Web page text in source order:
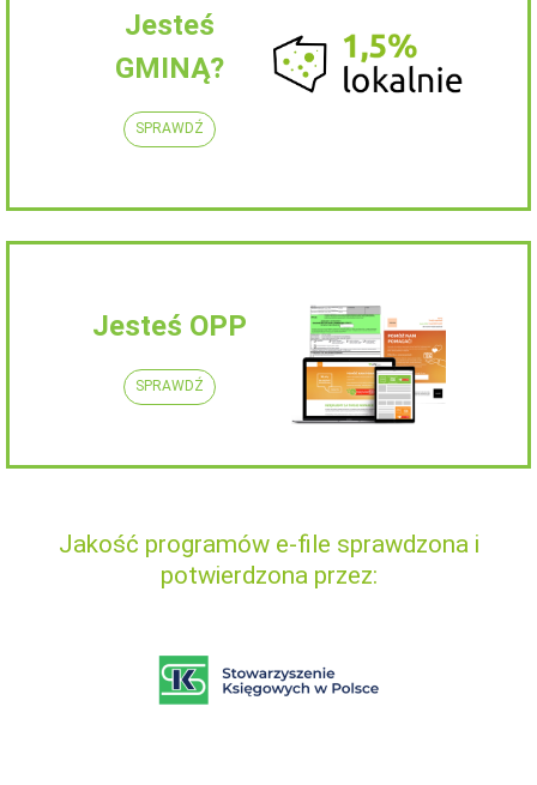
Jesteś
GMINĄ?
SPRAWDŹ
Jesteś OPP
SPRAWDŹ
Jakość programów e-file sprawdzona i
potwierdzona przez: